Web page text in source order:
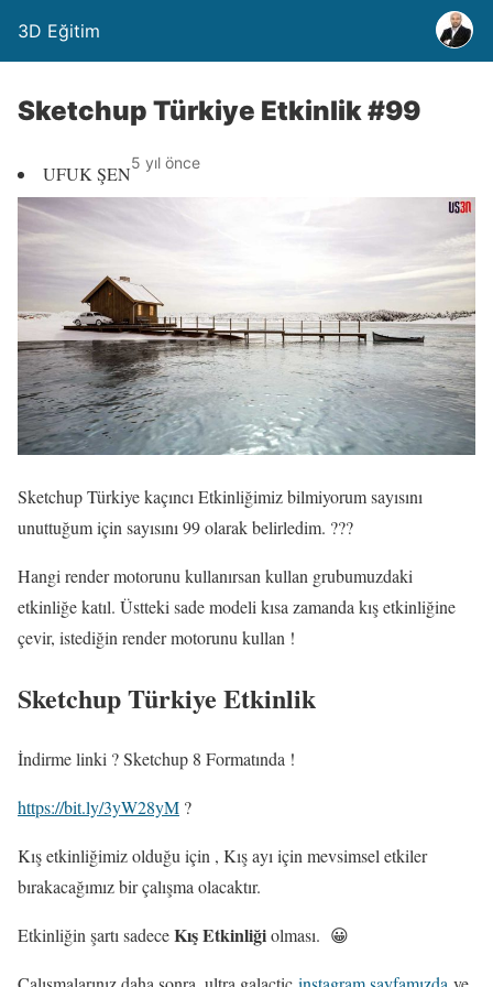
3D Eğitim
Sketchup Türkiye Etkinlik #99
UFUK ŞEN5 yıl önce
Sketchup Türkiye kaçıncı Etkinliğimiz bilmiyorum sayısını
unuttuğum için sayısını 99 olarak belirledim. ???
Hangi render motorunu kullanırsan kullan grubumuzdaki
etkinliğe katıl. Üstteki sade modeli kısa zamanda kış etkinliğine
çevir, istediğin render motorunu kullan !
Sketchup Türkiye Etkinlik
İndirme linki ? Sketchup 8 Formatında !
https://bit.ly/3yW28yM ?
Kış etkinliğimiz olduğu için , Kış ayı için mevsimsel etkiler
bırakacağımız bir çalışma olacaktır.
Etkinliğin şartı sadeceKış Etkinliğiolması. 😀